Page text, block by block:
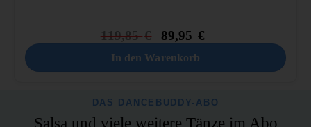
119,85€ 89,95 €
In den Warenkorb
DAS DANCEBUDDY-ABO
Salsa und viele weitere Tänze im Abo